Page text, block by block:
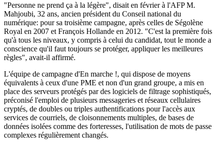
"Personne ne prend ça à la légère", disait en février à l'AFP M.
Mahjoubi, 32 ans, ancien président du Conseil national du
numérique: pour sa troisième campagne, après celles de Ségolène
Royal en 2007 et François Hollande en 2012. "C'est la première fois
qu'à tous les niveaux, y compris à celui du candidat, tout le monde a
conscience qu'il faut toujours se protéger, appliquer les meilleures
règles", avait-il affirmé.
L'équipe de campagne d'En marche !, qui dispose de moyens
équivalents à ceux d'une PME et non d'un grand groupe, a mis en
place des serveurs protégés par des logiciels de filtrage sophistiqués,
préconisé l'emploi de plusieurs messageries et réseaux cellulaires
cryptés, de doubles ou triples authentifications pour l'accès aux
services de courriels, de cloisonnements multiples, de bases de
données isolées comme des forteresses, l'utilisation de mots de passe
complexes régulièrement changés.